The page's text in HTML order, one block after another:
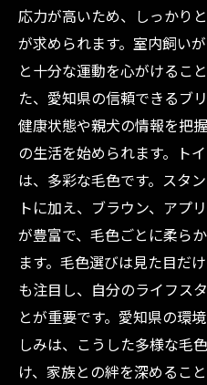
応力が高いため、しっかり
が求められます。室内飼い
と十分な運動を心がけるこ
た、愛知県の信頼できるブ
健康状態や親犬の情報を把
の生活を始められます。ト
は、多彩な毛色です。スタ
トに加え、ブラウン、アプ
が豊富で、毛色ごとに柔ら
ます。毛色選びは見た目だ
も注目し、自分のライフス
とが重要です。愛知県の環
しみは、こうした多様な毛
け、家族との絆を深めること